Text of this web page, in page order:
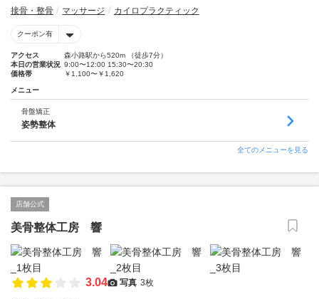
接骨・整骨 マッサージ カイロプラクティック
クーポン有
アクセス
森小路駅から520m （徒歩7分）
本日の営業状況 9:00〜12:00 15:30〜20:30
価格帯
￥1,100〜￥1,620
メニュー
骨盤矯正
姿勢整体
全てのメニューを見る
店舗公式
美骨整体工房 響
3.04 写真 3枚